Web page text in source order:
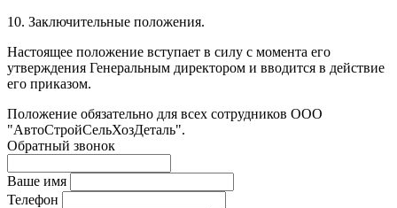
10. Заключительные положения.
Настоящее положение вступает в силу с момента его
утверждения Генеральным директором и вводится в действие
его приказом.
Положение обязательно для всех сотрудников ООО
"АвтоСтройСельХозДеталь".
Обратный звонок
Ваше имя
Телефон